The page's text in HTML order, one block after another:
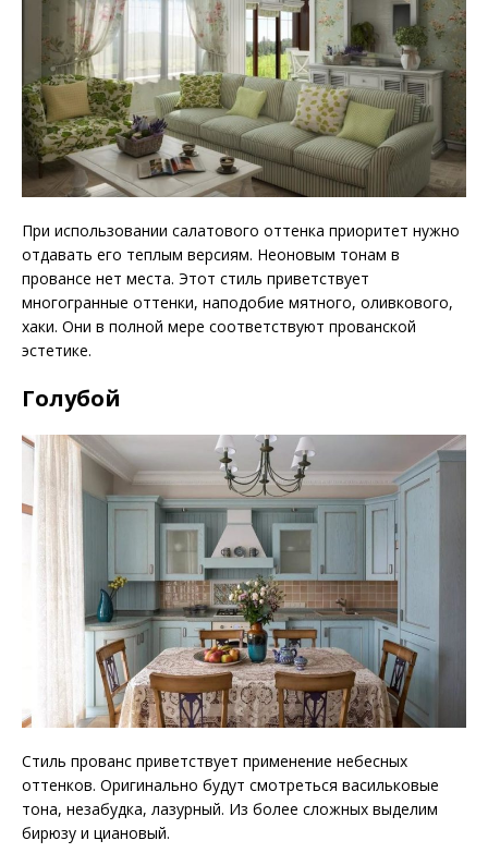
При использовании салатового оттенка приоритет нужно
отдавать его теплым версиям. Неоновым тонам в
провансе нет места. Этот стиль приветствует
многогранные оттенки, наподобие мятного, оливкового,
хаки. Они в полной мере соответствуют прованской
эстетике.
Голубой
Стиль прованс приветствует применение небесных
оттенков. Оригинально будут смотреться васильковые
тона, незабудка, лазурный. Из более сложных выделим
бирюзу и циановый.